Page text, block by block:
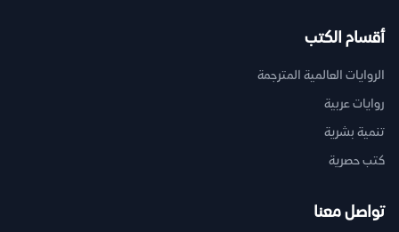
أقسام الكتب
الروايات العالمية المترجمة
روايات عربية
تنمية بشرية
كتب حصرية
تواصل معنا